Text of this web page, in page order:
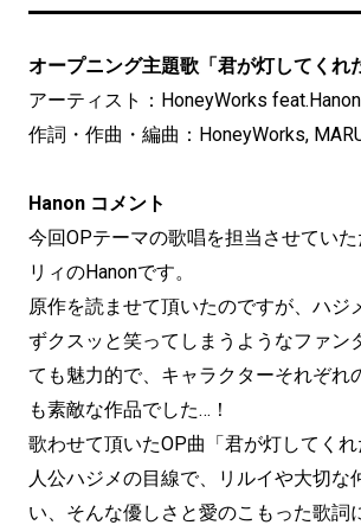
オープニング主題歌「君が灯してくれ
アーティスト：HoneyWorks feat.Hanon
作詞・作曲・編曲：HoneyWorks,
Hanon コメント
今回OPテーマの歌唱を担当させてい
リィのHanonです。
原作を読ませて頂いたのですが、ハジ
ずクスッと笑ってしまうようなファン
ても魅力的で、キャラクターそれぞれ
も素敵な作品でした…！
歌わせて頂いたOP曲「君が灯してく
人公ハジメの目線で、リルイや大切な
い、そんな優しさと愛のこもった歌詞